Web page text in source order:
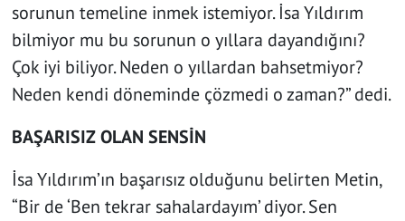
sorunun temeline inmek istemiyor. İsa Yıldırım
bilmiyor mu bu sorunun o yıllara dayandığını?
Çok iyi biliyor. Neden o yıllardan bahsetmiyor?
Neden kendi döneminde çözmedi o zaman?” dedi.
BAŞARISIZ OLAN SENSİN
İsa Yıldırım’ın başarısız olduğunu belirten Metin,
“Bir de ‘Ben tekrar sahalardayım’ diyor. Sen